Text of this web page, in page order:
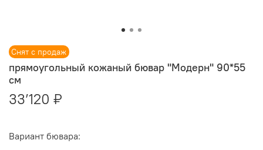
Снят с продаж
прямоугольный кожаный бювар "Модерн" 90*55
см
33’120 ₽
Вариант бювара: